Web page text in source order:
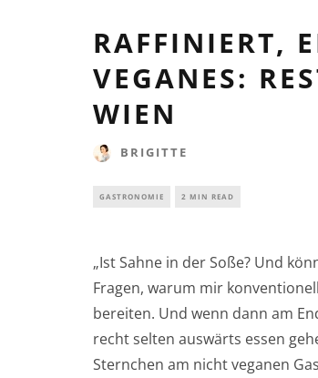
RAFFINIERT,
VEGANES:
WIEN
BRIGITTE
GASTRONOMIE 2 MIN READ
„Ist Sahne in der Soße? Und
Fragen, warum mir
bereiten. Und wenn dann am
recht selten auswärts essen
Sternchen am nicht veganen